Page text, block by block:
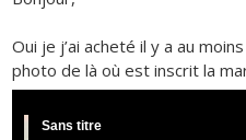
Oui je j’ai acheté il y a au
photo de là où est inscrit la
Sans titre